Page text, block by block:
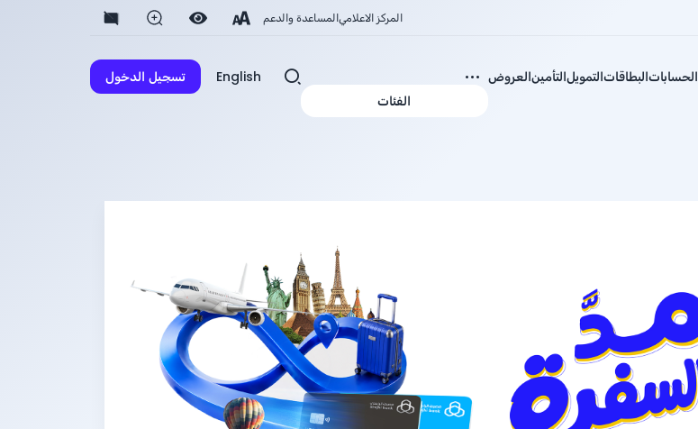
المركز الاعلاميالمساعدة والدعم
الحساباتالبطاقاتالتمويلالتأمينالعروض
الفئات
English تسجيل الدخول